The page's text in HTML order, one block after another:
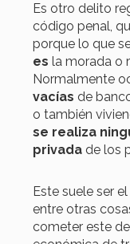
Es otro delito
código penal,
porque lo que
es la morada o
Normalmente
vacías de
o también
se realiza
privada de los
Este suele ser
entre otras
cometer este